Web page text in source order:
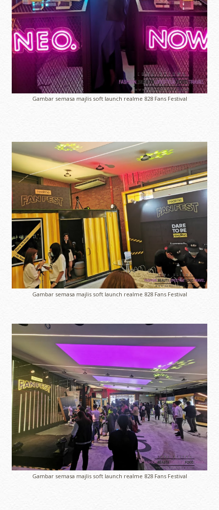
Gambar semasa majlis soft launch realme 828 Fans Festival
Gambar semasa majlis soft launch realme 828 Fans Festival
Gambar semasa majlis soft launch realme 828 Fans Festival